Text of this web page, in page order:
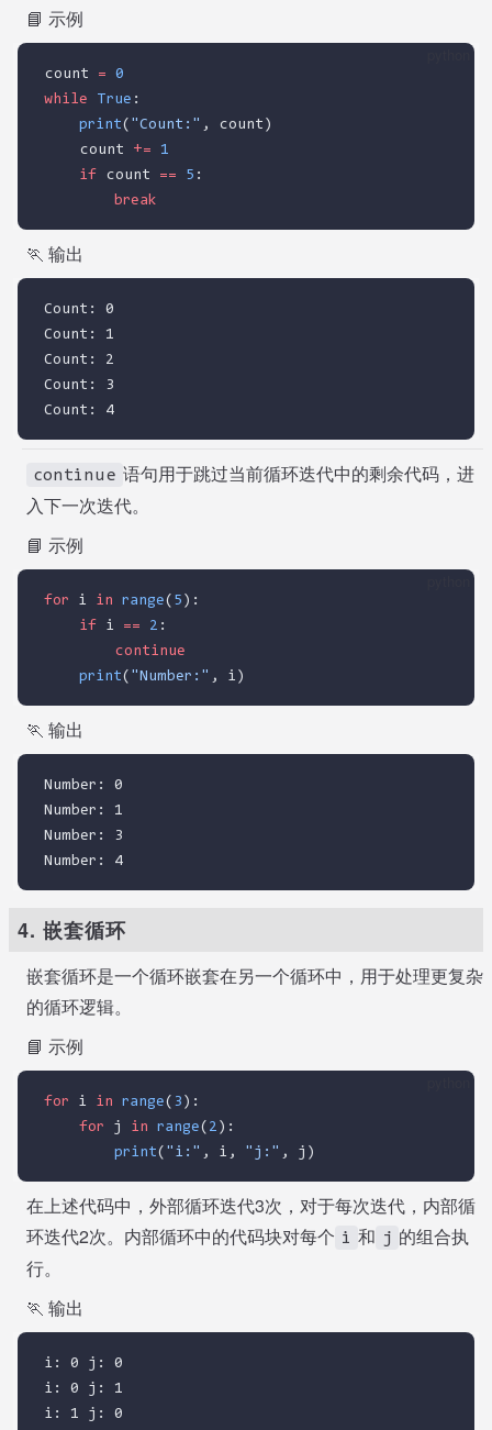
📘 示例
count = 0
while
True :
print( "Count:" , count)
    count
+=
1
if count == 5 :
break
🏃 输出
Count: 0
Count: 1
Count: 2
Count: 3
Count: 4
continue 语句用于跳过当前循环迭代中的剩余代码，进
入下一次迭代。
📘 示例
for i in range( 5 ):
if i == 2 :
continue
print( "Number:" , i)
🏃 输出
Number: 0
Number: 1
Number: 3
Number: 4
4. 嵌套循环
嵌套循环是一个循环嵌套在另一个循环中，用于处理更复杂
的循环逻辑。
📘 示例
for i in range( 3 ):
for j in range( 2 ):
print( "i:" , i, "j:" , j)
在上述代码中，外部循环迭代3次，对于每次迭代，内部循
环迭代2次。内部循环中的代码块对每个 i 和 j 的组合执
行。
🏃 输出
i: 0 j: 0
i: 0 j: 1
i: 1 j: 0